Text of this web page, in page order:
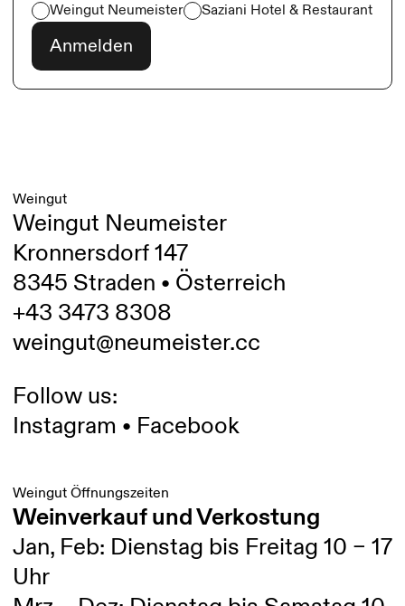
Weingut Neumeister
Saziani Hotel & Restaurant
Weingut
Weingut Neumeister
Kronnersdorf 147
8345 Straden • Österreich
+43 3473 8308
weingut@neumeister.cc
Follow us:
Instagram • Facebook
Weingut Öffnungszeiten
Weinverkauf und Verkostung
Jan, Feb: Dienstag bis Freitag 10 – 17
Uhr